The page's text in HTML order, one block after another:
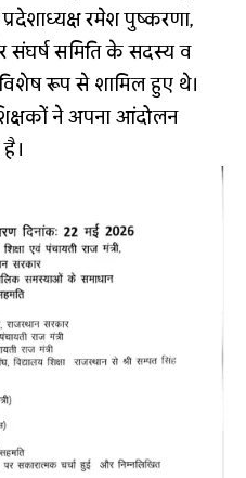
रमेश पुष्करणा,
संघर्ष समिति के सदस्य व
विशेष रूप से शामिल हुए थे।
ने अपना आंदोलन